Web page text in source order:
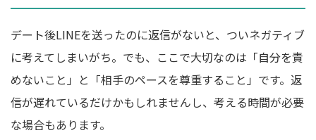
デート後LINEを送ったのに返信がないと、ついネガティブ
に考えてしまいがち。でも、ここで大切なのは「自分を責
めないこと」と「相手のペースを尊重すること」です。返
信が遅れているだけかもしれませんし、考える時間が必要
な場合もあります。